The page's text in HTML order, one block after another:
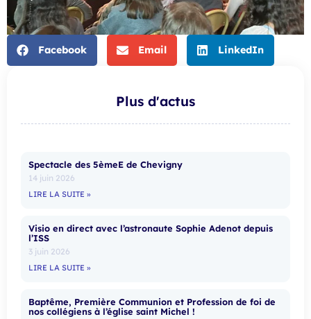
Facebook Email LinkedIn
Plus d'actus
Spectacle des 5èmeE de Chevigny
14 juin 2026
LIRE LA SUITE »
Visio en direct avec l’astronaute Sophie Adenot depuis
l’ISS
3 juin 2026
LIRE LA SUITE »
Baptême, Première Communion et Profession de foi de
nos collégiens à l’église saint Michel !